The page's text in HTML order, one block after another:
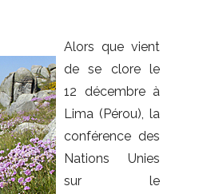
Alors que vient
de se clore le
12 décembre à
Lima (Pérou), la
conférence des
Nations Unies
sur le